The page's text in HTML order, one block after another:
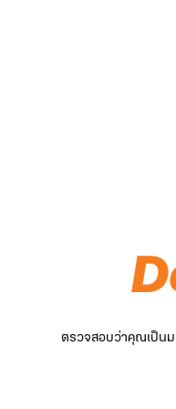
ตรวจสอบว่าคุณเป็นม